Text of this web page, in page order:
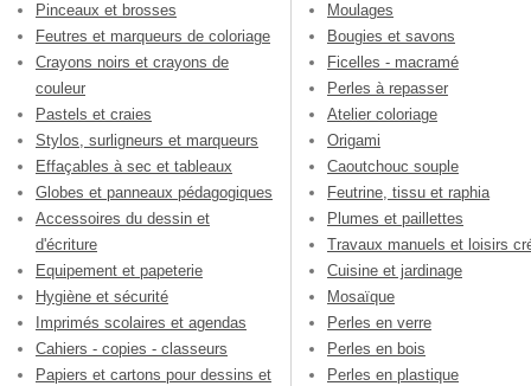
Pinceaux et brosses
Feutres et marqueurs de coloriage
Crayons noirs et crayons de
couleur
Pastels et craies
Stylos, surligneurs et marqueurs
Effaçables à sec et tableaux
Globes et panneaux pédagogiques
Accessoires du dessin et
d'écriture
Equipement et papeterie
Hygiène et sécurité
Imprimés scolaires et agendas
Cahiers - copies - classeurs
Papiers et cartons pour dessins et
Moulages
Bougies et savons
Ficelles - macramé
Perles à repasser
Atelier coloriage
Origami
Caoutchouc souple
Feutrine, tissu et raphia
Plumes et paillettes
Travaux manuels et loisirs
Cuisine et jardinage
Mosaïque
Perles en verre
Perles en bois
Perles en plastique